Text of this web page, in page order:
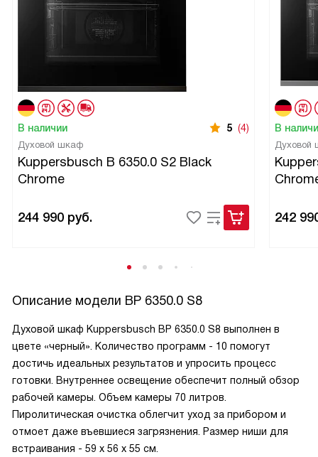
В наличии 5 (4)
Духовой шкаф
Kuppersbusch B 6350.0 S2 Black
Chrome
244 990 руб.
В
Духовой
242
Описание модели BP 6350.0 S8
Духовой шкаф Kuppersbusch BP 6350.0 S8 выполнен в
цвете «черный». Количество программ - 10 помогут
достичь идеальных результатов и упросить процесс
готовки. Внутреннее освещение обеспечит полный обзор
рабочей камеры. Объем камеры 70 литров.
Пиролитическая очистка облегчит уход за прибором и
отмоет даже въевшиеся загрязнения. Размер ниши для
встраивания - 59 x 56 x 55 см.